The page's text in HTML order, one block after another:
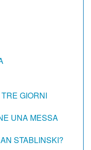
GIORNI
UNA MESSA
STABLINSKI?